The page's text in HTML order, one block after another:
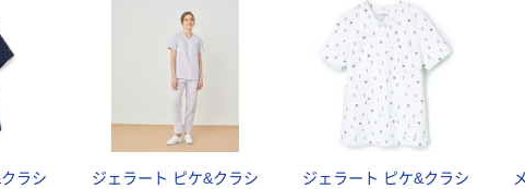
ラシ
ジェラート ピケ&クラシ
ジェラート ピケ&クラシ